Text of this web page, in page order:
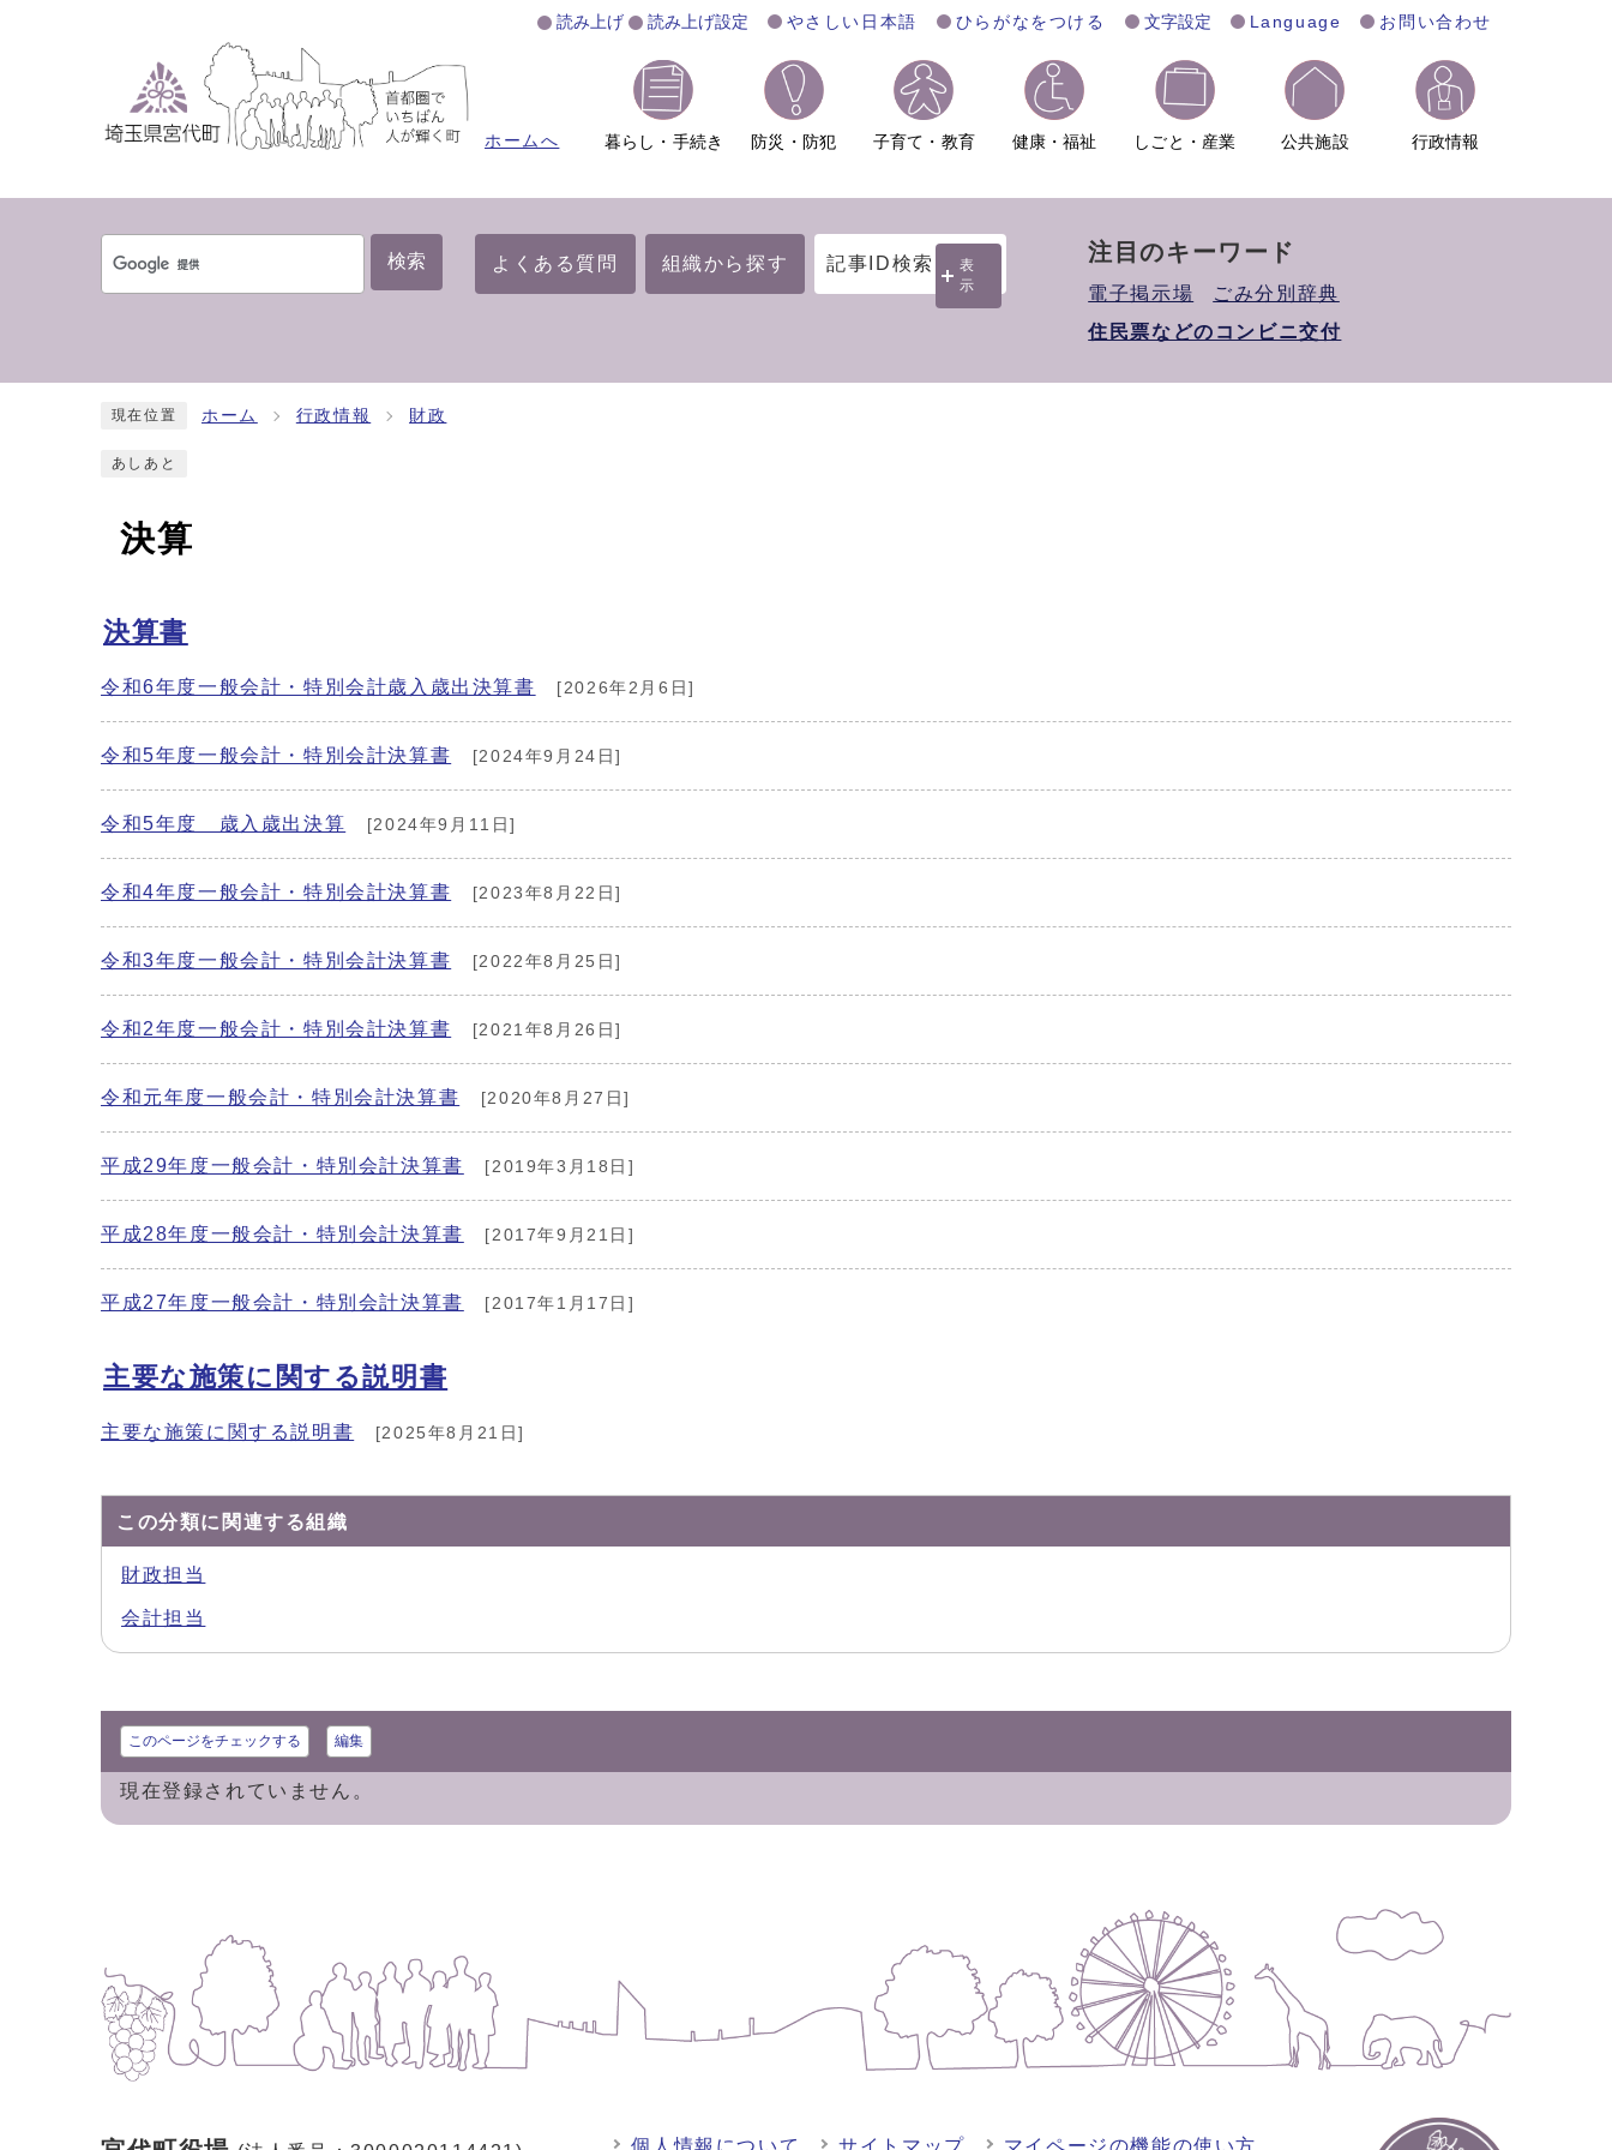
読み上げ 読み上げ設定 やさしい日本語 ひらがなをつける 文字設定 Language お問い合わせ
ホームへ 暮らし・手続き 防災・防犯 子育て・教育 健康・福祉 しごと・産業 公共施設 行政情報
検索 よくある質問 組織から探す 記事ID検索
表
示
注目のキーワード
電子掲示場
ごみ分別辞典
住民票などのコンビニ交付
現在位置 ホーム 行政情報 財政
あしあと
決算
決算書
令和6年度一般会計・特別会計歳入歳出決算書 [2026年2月6日]
令和5年度一般会計・特別会計決算書 [2024年9月24日]
令和5年度 歳入歳出決算 [2024年9月11日]
令和4年度一般会計・特別会計決算書 [2023年8月22日]
令和3年度一般会計・特別会計決算書 [2022年8月25日]
令和2年度一般会計・特別会計決算書 [2021年8月26日]
令和元年度一般会計・特別会計決算書 [2020年8月27日]
平成29年度一般会計・特別会計決算書 [2019年3月18日]
平成28年度一般会計・特別会計決算書 [2017年9月21日]
平成27年度一般会計・特別会計決算書 [2017年1月17日]
主要な施策に関する説明書
主要な施策に関する説明書 [2025年8月21日]
この分類に関連する組織
財政担当
会計担当
このページをチェックする 編集
現在登録されていません。